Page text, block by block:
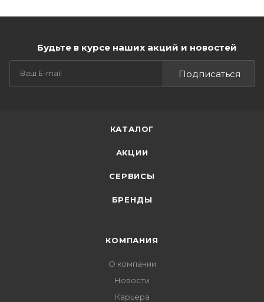
Будьте в курсе наших акций и новостей
Подписаться
КАТАЛОГ
АКЦИИ
СЕРВИСЫ
БРЕНДЫ
КОМПАНИЯ
О компании
Новости
Карьера